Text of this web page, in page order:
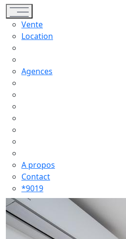
Toggle navigation
Vente
Location
Agences
A propos
Contact
*9019